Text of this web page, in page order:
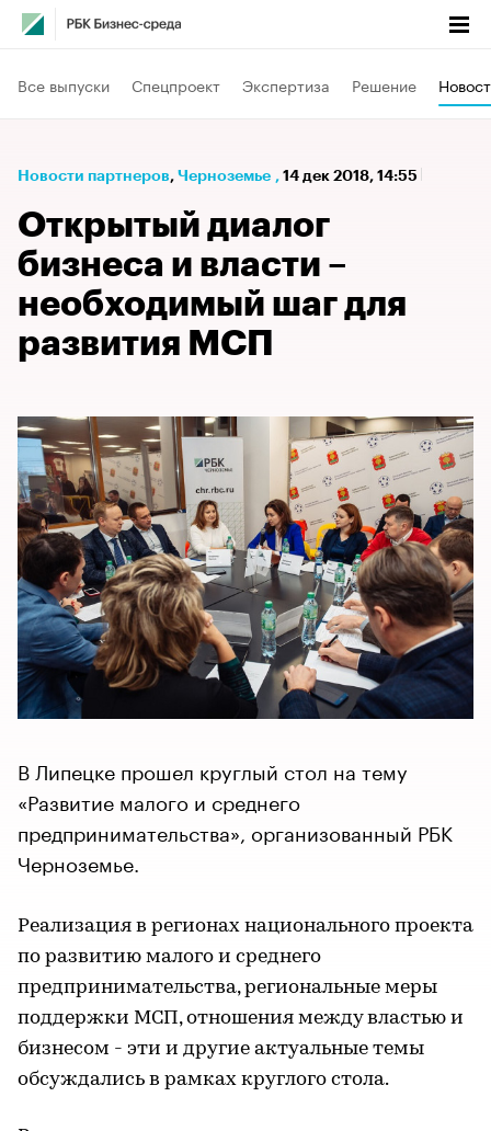
Все выпуски Спецпроект Экспертиза Решение
Новости партнеров⁠, Черноземье , 14 дек 2018, 14:55
Открытый диалог
бизнеса и власти –
необходимый шаг для
развития МСП
В Липецке прошел круглый стол на тему
«Развитие малого и среднего
предпринимательства», организованный РБК
Черноземье.
Реализация в регионах национального проекта
по развитию малого и среднего
предпринимательства, региональные меры
поддержки МСП, отношения между властью и
бизнесом - эти и другие актуальные темы
обсуждались в рамках круглого стола.